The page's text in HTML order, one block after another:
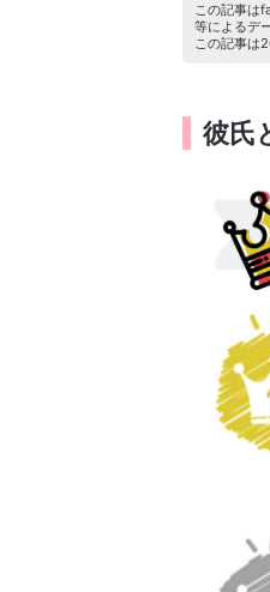
この記事は
等によるデ
この記事は
彼氏